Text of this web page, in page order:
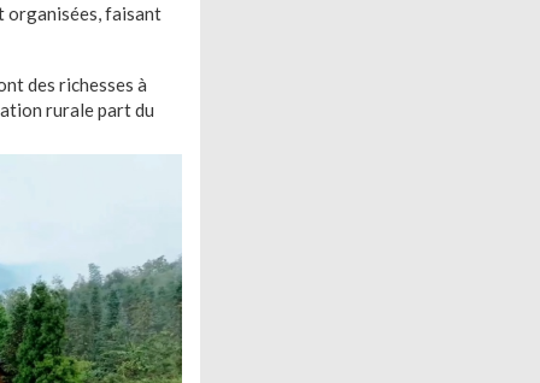
organisées, faisant
des richesses à
rurale part du